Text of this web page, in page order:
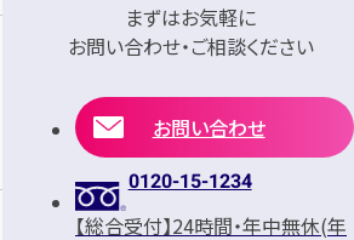
まずはお気軽に
お問い合わせ・ご相談ください
お問い合わせ
0120-15-1234
【総合受付】24時間・年中無休(年